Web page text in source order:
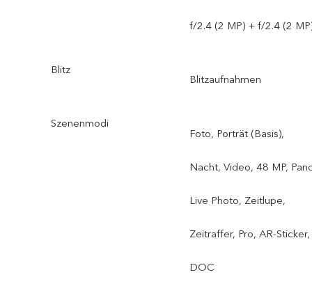
f/2.4 (2 MP) + f/2.4 (2
Blitz
Blitzaufnahmen
Szenenmodi
Foto, Porträt (Basis),
Nacht, Video, 48 MP,
Live Photo, Zeitlupe,
Zeitraffer, Pro, AR-Sticker,
DOC